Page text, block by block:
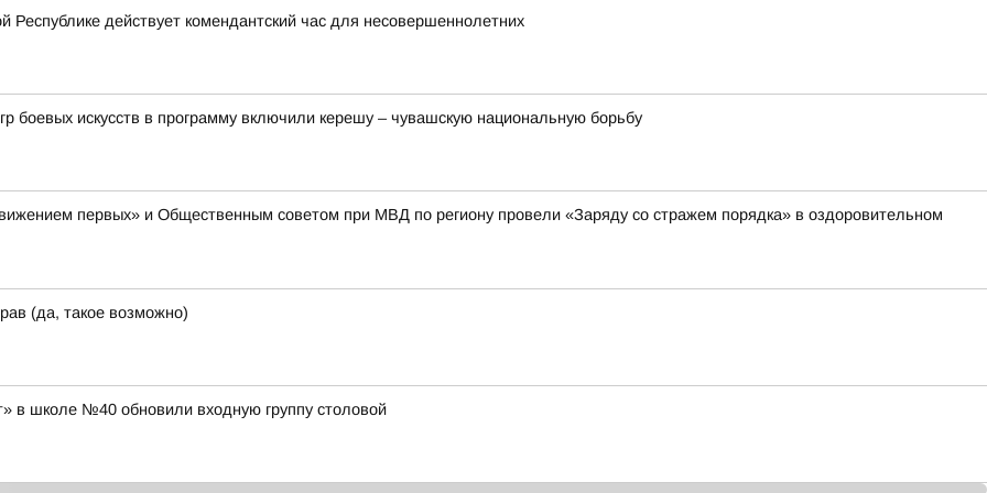
действует комендантский час для несовершеннолетних
боевых искусств в программу включили керешу – чувашскую национальную борьбу
первых» и Общественным советом при МВД по региону провели «Заряду со стражем порядка» в оздоровительном
(да, такое возможно)
школе №40 обновили входную группу столовой